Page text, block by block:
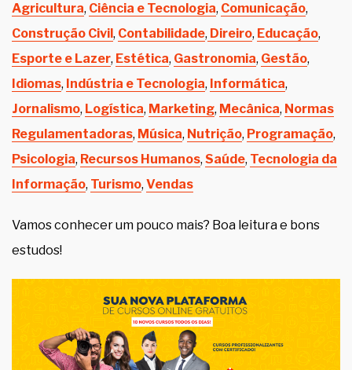
Agricultura, Ciência e Tecnologia, Comunicação,
Construção Civil , Contabilidade, Direiro, Educação,
Esporte e Lazer, Estética, Gastronomia, Gestão,
Idiomas, Indústria e Tecnologia, Informática,
Jornalismo, Logística, Marketing, Mecânica, Normas
Regulamentadoras, Música, Nutrição, Programação,
Psicologia, Recursos Humanos, Saúde, Tecnologia da
Informação, Turismo, Vendas
Vamos conhecer um pouco mais? Boa leitura e bons
estudos!